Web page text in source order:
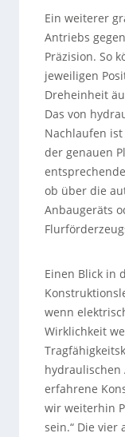
Ein weiterer
Antriebs
Präzision. So
jeweiligen
Dreheinheit
Das von
Nachlaufen
der genauen
ob über die
Anbaugeräts
Einen Blick in
wenn
Wirklichkeit
hydraulischen
erfahrene
wir weiterhin
sein.“ Die vier